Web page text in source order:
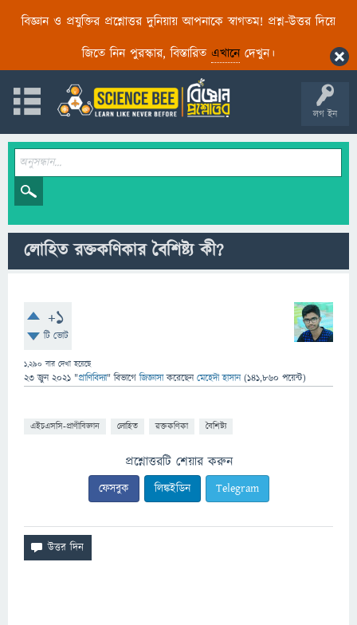
বিজ্ঞান ও প্রযুক্তির প্রশ্নোত্তর দুনিয়ায় আপনাকে স্বাগতম! প্রশ্ন-উত্তর দিয়ে
জিতে নিন পুরস্কার, বিস্তারিত এখানেদেখুন।
লগ ইন
লোহিত রক্তকণিকার বৈশিষ্ট্য কী?
+1
টি ভোট
1,290 বার দেখা হয়েছে
23 জুন 2021 "প্রাণিবিদ্যা" বিভাগে জিজ্ঞাসাকরেছেনমেহেদী হাসান (141,860 পয়েন্ট)
এইচএসসি-প্রাণীবিজ্ঞান লোহিত রক্তকণিকা বৈশিষ্ট্য
প্রশ্নোত্তরটি শেয়ার করুন
ফেসবুক লিঙ্কইডিন Telegram